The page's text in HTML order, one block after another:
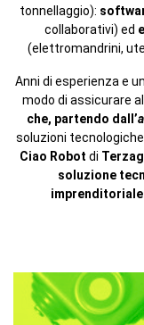
tonnellaggio):
collaborativi) ed
(elettromandrini,
Anni di esperienza e
modo di assicurare
che, partendo dall’
soluzioni
Ciao Robot di
soluzione
imprenditoriale